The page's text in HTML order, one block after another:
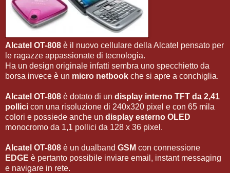
Alcatel OT-808 è il nuovo cellulare della Alcatel pensato per
le ragazze appassionate di tecnologia.
Ha un design originale infatti sembra uno specchietto da
borsa invece è un micro netbook che si apre a conchiglia.
Alcatel OT-808 è dotato di un display interno TFT da 2,41
pollici con una risoluzione di 240x320 pixel e con 65 mila
colori e possiede anche un display esterno OLED
monocromo da 1,1 pollici da 128 x 36 pixel.
Alcatel OT-808 è un dualband GSM con connessione
EDGE è pertanto possibile inviare email, instant messaging
e navigare in rete.